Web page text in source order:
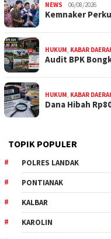
NEWS 06/08/2026
Kemnaker
HUKUM, KABAR
Audit BPK
HUKUM, KABAR
Dana Hibah
TOPIK POPULER
POLRES LANDAK
PONTIANAK
KALBAR
KAROLIN